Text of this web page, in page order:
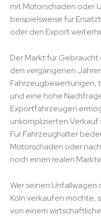
mit Motorschaden oder
beispielsweise für
oder den Export
Der Markt für
den vergangenen
Fahrzeugbewertungen,
und eine hohe
Exportfahrzeugen
unkomplizierten
Für Fahrzeughalter
Motorschaden oder
noch einen realen
Wer seinen
Köln verkaufen möchte,
von einem